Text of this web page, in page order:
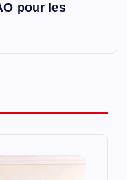
pour les